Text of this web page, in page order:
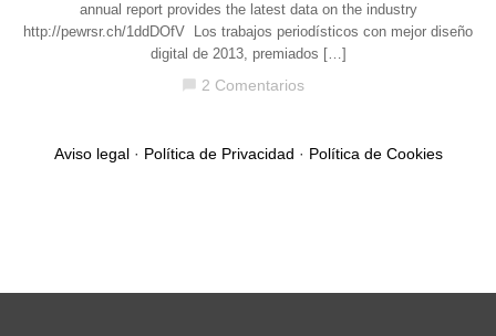
annual report provides the latest data on the industry
http://pewrsr.ch/1ddDOfV Los trabajos periodísticos con mejor diseño
digital de 2013, premiados […]
chat_bubble 2 Comentarios
Aviso legal· Política de Privacidad · Política de Cookies